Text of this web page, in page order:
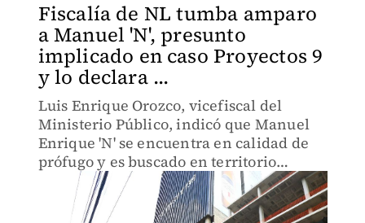
Fiscalía de NL tumba amparo
a Manuel 'N', presunto
implicado en caso Proyectos 9
y lo declara ...
Luis Enrique Orozco, vicefiscal del
Ministerio Público, indicó que Manuel
Enrique 'N' se encuentra en calidad de
prófugo y es buscado en territorio
internacional.